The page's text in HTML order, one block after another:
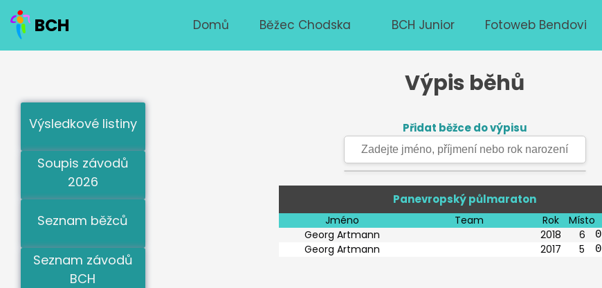
BCH Domů Běžec Chodska BCH Junior Fotoweb Bendovi
Výsledkové listiny
Soupis závodů
2026
Seznam běžců
Seznam závodů
BCH
Výpis běhů
Přidat běžce do výpisu
Panevropský půlmaraton
Jméno Team Rok Místo
Georg Artmann
2018 6
Georg Artmann 2017 5